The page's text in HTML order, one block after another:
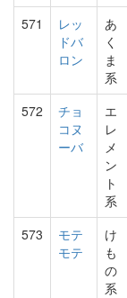
571
レッ
ドバ
ロン
あ
く
ま
系
572
チョ
コヌ
ーバ
エ
レ
メ
ン
ト
系
573
モテ
モテ
け
も
の
系